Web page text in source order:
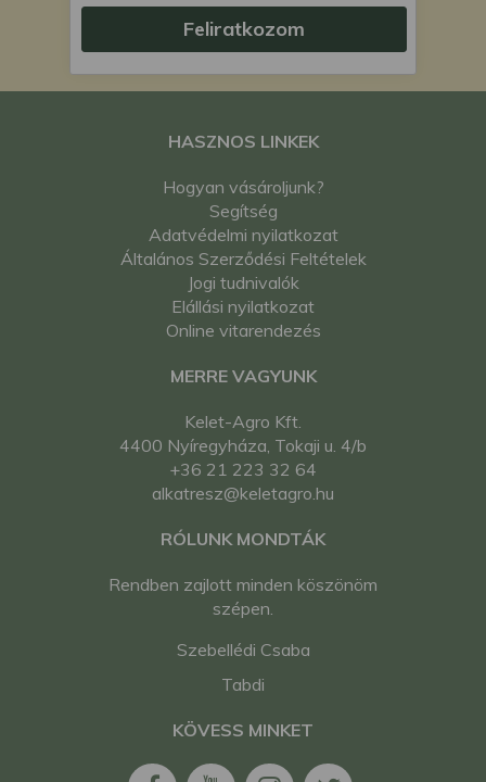
Feliratkozom
HASZNOS LINKEK
Hogyan vásároljunk?
Segítség
Adatvédelmi nyilatkozat
Általános Szerződési Feltételek
Jogi tudnivalók
Elállási nyilatkozat
Online vitarendezés
MERRE VAGYUNK
Kelet-Agro Kft.
4400 Nyíregyháza, Tokaji u. 4/b
+36 21 223 32 64
alkatresz@keletagro.hu
RÓLUNK MONDTÁK
Rendben zajlott minden köszönöm
szépen.
Szebellédi Csaba
Tabdi
KÖVESS MINKET